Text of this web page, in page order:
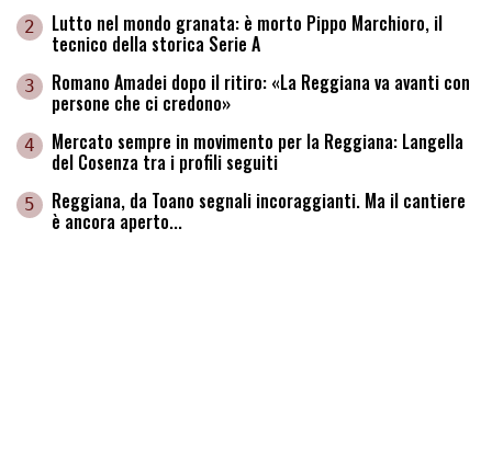
2 Lutto nel mondo granata: è morto Pippo Marchioro, il
tecnico della storica Serie A
3 Romano Amadei dopo il ritiro: «La Reggiana va avanti con
persone che ci credono»
4 Mercato sempre in movimento per la Reggiana: Langella
del Cosenza tra i profili seguiti
5 Reggiana, da Toano segnali incoraggianti. Ma il cantiere
è ancora aperto...